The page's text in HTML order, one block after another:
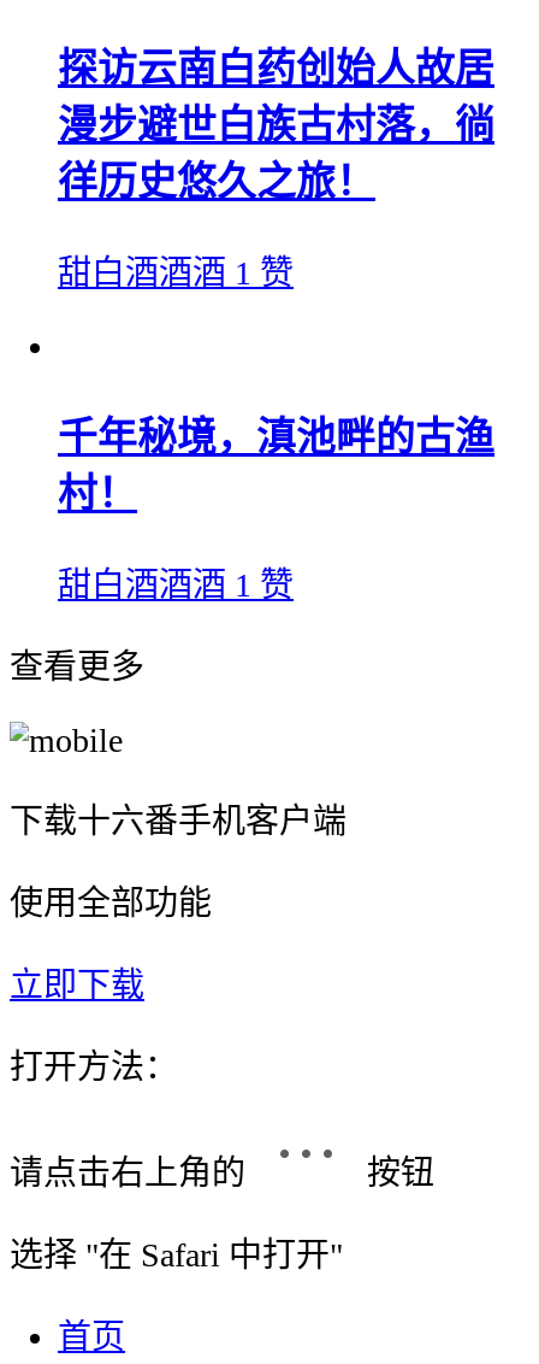
探访云南白药创始人故居
漫步避世白族古村落，徜
徉历史悠久之旅！
甜白酒酒酒 1 赞
千年秘境，滇池畔的古渔
村！
甜白酒酒酒 1 赞
查看更多
下载十六番手机客户端
使用全部功能
立即下载
打开方法：
请点击右上角的 按钮
选择 "在 Safari 中打开"
首页